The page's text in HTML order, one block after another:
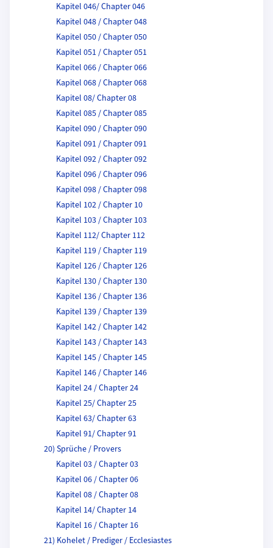
Kapitel 046/ Chapter 046
Kapitel 048 / Chapter 048
Kapitel 050 / Chapter 050
Kapitel 051 / Chapter 051
Kapitel 066 / Chapter 066
Kapitel 068 / Chapter 068
Kapitel 08/ Chapter 08
Kapitel 085 / Chapter 085
Kapitel 090 / Chapter 090
Kapitel 091 / Chapter 091
Kapitel 092 / Chapter 092
Kapitel 096 / Chapter 096
Kapitel 098 / Chapter 098
Kapitel 102 / Chapter 10
Kapitel 103 / Chapter 103
Kapitel 112/ Chapter 112
Kapitel 119 / Chapter 119
Kapitel 126 / Chapter 126
Kapitel 130 / Chapter 130
Kapitel 136 / Chapter 136
Kapitel 139 / Chapter 139
Kapitel 142 / Chapter 142
Kapitel 143 / Chapter 143
Kapitel 145 / Chapter 145
Kapitel 146 / Chapter 146
Kapitel 24 / Chapter 24
Kapitel 25/ Chapter 25
Kapitel 63/ Chapter 63
Kapitel 91/ Chapter 91
20) Sprüche / Provers
Kapitel 03 / Chapter 03
Kapitel 06 / Chapter 06
Kapitel 08 / Chapter 08
Kapitel 14/ Chapter 14
Kapitel 16 / Chapter 16
21) Kohelet / Prediger / Ecclesiastes